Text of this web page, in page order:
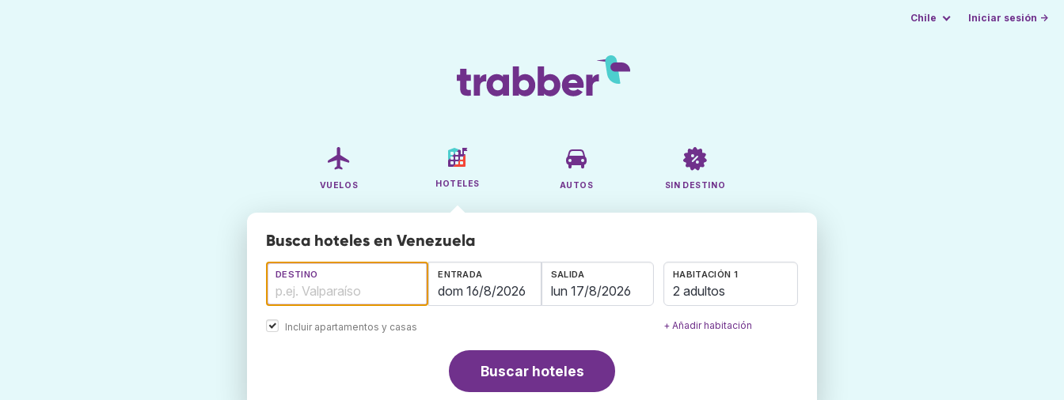
Chile Iniciar sesión →
VUELOS HOTELES AUTOS SIN DESTINO
Busca hoteles en Venezuela
DESTINO
Incluir apartamentos y casas
ENTRADA SALIDA HABITACIÓN 1
2 adultos
+ Añadir habitación
Buscar hoteles